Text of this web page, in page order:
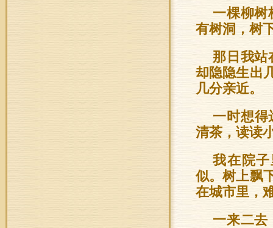
一棵柳树
有树洞，树
那日我站
却隐隐生出
几分亲近。
一时想
清茶，读读
我在院
似。树上飘
在城市里，
一来二去